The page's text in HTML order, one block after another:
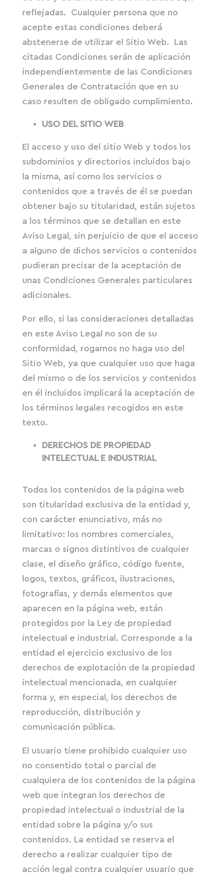
reflejadas. Cualquier persona que no
acepte estas condiciones deberá
abstenerse de utilizar el Sitio Web. Las
citadas Condiciones serán de aplicación
independientemente de las Condiciones
Generales de Contratación que en su
caso resulten de obligado cumplimiento.
USO DEL SITIO WEB
El acceso y uso del sitio Web y todos los
subdominios y directorios incluidos bajo
la misma, así como los servicios o
contenidos que a través de él se puedan
obtener bajo su titularidad, están sujetos
a los términos que se detallan en este
Aviso Legal, sin perjuicio de que el acceso
a alguno de dichos servicios o contenidos
pudieran precisar de la aceptación de
unas Condiciones Generales particulares
adicionales.
Por ello, si las consideraciones detalladas
en este Aviso Legal no son de su
conformidad, rogamos no haga uso del
Sitio Web, ya que cualquier uso que haga
del mismo o de los servicios y contenidos
en él incluidos implicará la aceptación de
los términos legales recogidos en este
texto.
DERECHOS DE PROPIEDAD
INTELECTUAL E INDUSTRIAL
Todos los contenidos de la página web
son titularidad exclusiva de la entidad y,
con carácter enunciativo, más no
limitativo: los nombres comerciales,
marcas o signos distintivos de cualquier
clase, el diseño gráfico, código fuente,
logos, textos, gráficos, ilustraciones,
fotografías, y demás elementos que
aparecen en la página web, están
protegidos por la Ley de propiedad
intelectual e industrial. Corresponde a la
entidad el ejercicio exclusivo de los
derechos de explotación de la propiedad
intelectual mencionada, en cualquier
forma y, en especial, los derechos de
reproducción, distribución y
comunicación pública.
El usuario tiene prohibido cualquier uso
no consentido total o parcial de
cualquiera de los contenidos de la página
web que integran los derechos de
propiedad intelectual o industrial de la
entidad sobre la página y/o sus
contenidos. La entidad se reserva el
derecho a realizar cualquier tipo de
acción legal contra cualquier usuario que